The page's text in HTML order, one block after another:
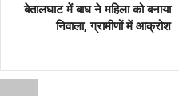
बेतालघाट में बाघ ने महिला को बनाया
निवाला, ग्रामीणों में आक्रोश